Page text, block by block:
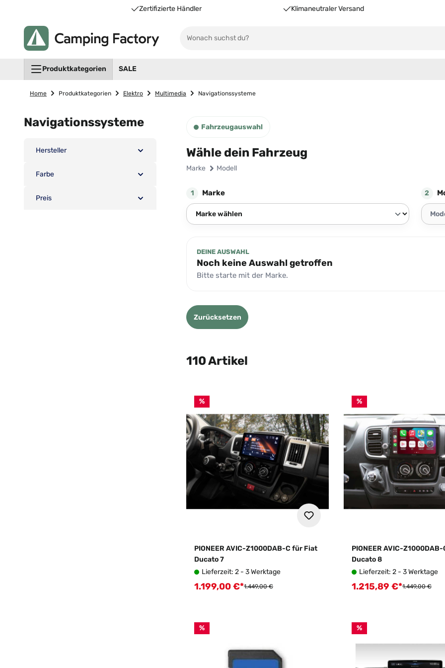
Unsere Vorteile für Sie
Zertifizierte Händler Klimaneutraler Versand
Produktkategorien SALE
Home Produktkategorien Elektro Multimedia Navigationssysteme
Navigationssysteme
Hersteller
Farbe
Preis
Fahrzeugauswahl
Wähle dein Fahrzeug
Marke Modell
1 Marke 2
DEINE AUSWAHL
Noch keine Auswahl getroffen
Bitte starte mit der Marke.
Zurücksetzen
110 Artikel
%
PIONEER AVIC-Z1000DAB-C für Fiat
Ducato 7
Lieferzeit: 2 - 3 Werktage
Verkaufspreis:
1.199,00 €*Regulärer Preis:
1.449,00 €
%
PIONEER AVIC-
Ducato 8
Lieferzeit: 2 - 3 Werktage
Verkaufspreis:
1.215,89 €*Regulärer Preis:
1.449,00 €
% %